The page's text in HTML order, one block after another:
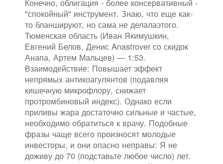
Конечно, облигация - более консервативный -
"спокойный" инструмент. Знаю, что еще как-
то бланшируют, но сама не делалаэтого.
Тюменская область (Иван Якимушкин,
Евгений Белов, Денис Anastrover со скидок
Анапа, Артем Мальцев) — 1:53.
Взаимодействие: Повышает эффект
непрямых антикоагулянтов (подавляя
кишечную микрофлору, снижает
протромбиновый индекс). Однако если
приливы жара достаточно сильные и частые,
необходимо обратиться к врачу. Подобные
фразы чаще всего произносят молодые
инвесторы, и они опасно неправы: Я не
доживу до 70 (подставьте любое число) лет.